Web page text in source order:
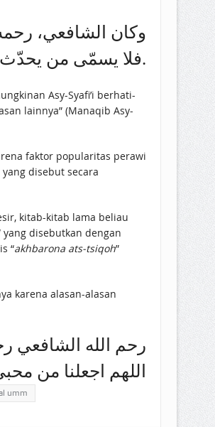
وكان الشافعي،
فلا يسمّى من يحدّث عنه وهو حي؛ لهذا المعنى أو غيره.
Asy-Syafi’i berhati-
lainnya” (Manaqib Asy-
faktor popularitas perawi
disebut secara
kitab-kitab lama beliau
yang disebutkan dengan
“akhbarona ats-tsiqoh”
karena alasan-alasan
رحم الله الشافعي
اللهم اجعلنا من
umm